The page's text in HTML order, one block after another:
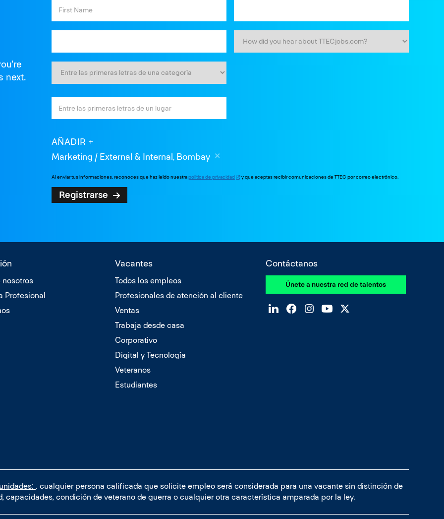
next.
AÑADIR
Marketing / External & Internal, Bombay
Al enviar tus informaciones, reconoces que haz leído nuestrapolítica de privacidad y que aceptas recibir comunicaciones de TTEC por correo electrónico.
Registrarse
nosotros
Profesional
Vacantes
Todos los empleos
Profesionales de atención al cliente
Ventas
Trabaja desde casa
Corporativo
Digital y Tecnología
Veteranos
Estudiantes
Contáctanos
Únete a nuestra red de talentos
. cualquier persona calificada que solicite empleo será considerada para una vacante sin distinción de
capacidades, condición de veterano de guerra o cualquier otra característica amparada por la ley.